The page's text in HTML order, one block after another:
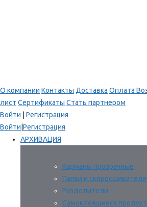
О компании Контакты Доставка Оплата
лист Сертификаты Стать партнером
Войти
Регистрация
Войти Регистрация
АРХИВАЦИЯ
Карманы прозрачные
Папки и скоросшиватели
Разделители
Самоклеящиеся